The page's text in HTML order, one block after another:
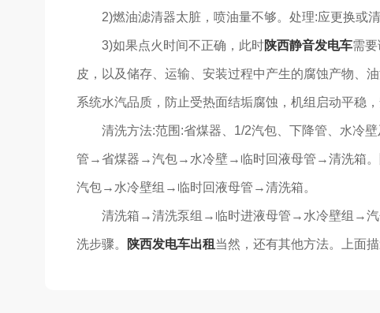
2)燃油滤清器太脏，喷油量不够。处理:应更换或清
3)如果点火时间不正确，此时陕西静音发电车需
皮，以及储存、运输、安装过程中产生的腐蚀产物、
系统水汽品质，防止受热面结垢腐蚀，机组启动平稳，
清洗方法:范围:省煤器、1/2汽包、下降管、水冷壁
管→省煤器→汽包→水冷壁→临时回液母管→清洗箱。
汽包→水冷壁组→临时回液母管→清洗箱。
清洗箱→清洗泵组→临时进液母管→水冷壁组→
洗步骤。 陕西发电车出租 当然，还有其他方法。上面描